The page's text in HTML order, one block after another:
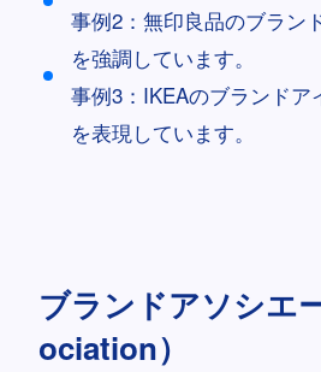
事例2：無印良品のブラン
を強調しています。
事例3：IKEAのブランド
を表現しています。
ブランドアソシエ
ociation）